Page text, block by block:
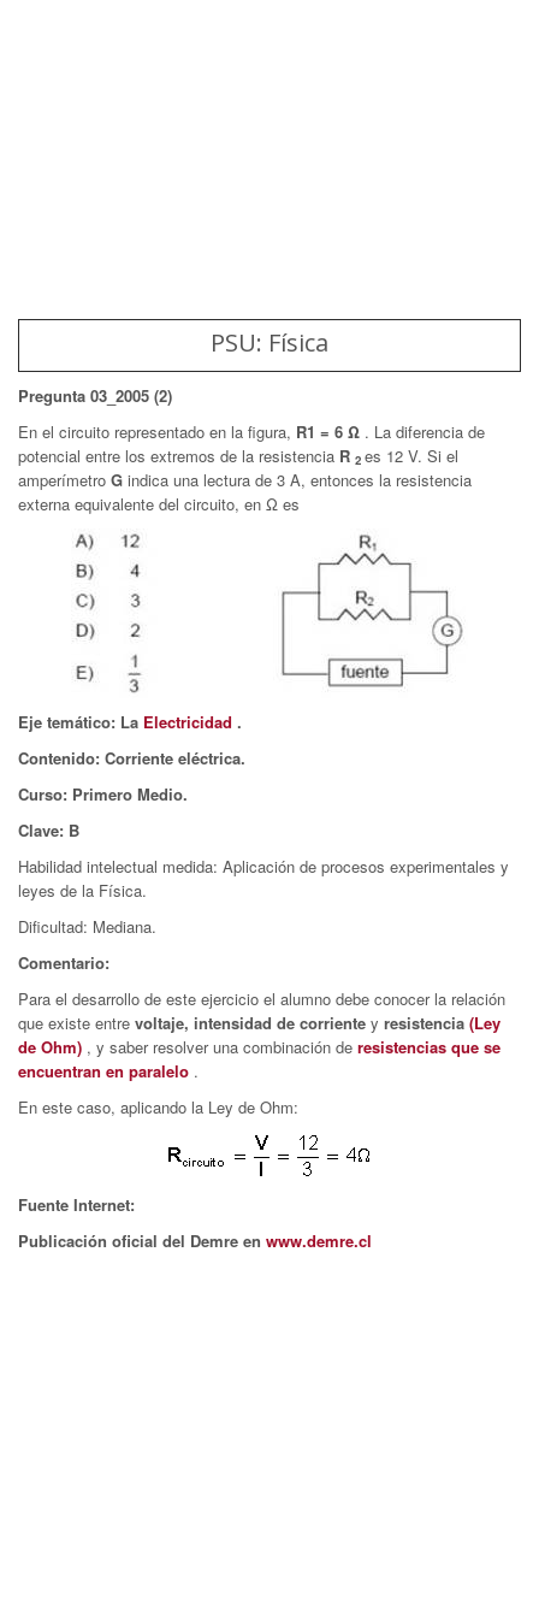
PSU: Física
Pregunta 03_2005 (2)
En el circuito representado en la figura, R1 = 6 Ω . La diferencia de
potencial entre los extremos de la resistencia R 2 es 12 V. Si el
amperímetro G indica una lectura de 3 A, entonces la resistencia
externa equivalente del circuito, en Ω es
Eje temático: La Electricidad .
Contenido: Corriente eléctrica.
Curso: Primero Medio.
Clave: B
Habilidad intelectual medida: Aplicación de procesos experimentales y
leyes de la Física.
Dificultad: Mediana.
Comentario:
Para el desarrollo de este ejercicio el alumno debe conocer la relación
que existe entre voltaje, intensidad de corriente y resistencia (Ley
de Ohm) , y saber resolver una combinación de resistencias que se
encuentran en paralelo .
En este caso, aplicando la Ley de Ohm:
Fuente Internet:
Publicación oficial del Demre en www.demre.cl